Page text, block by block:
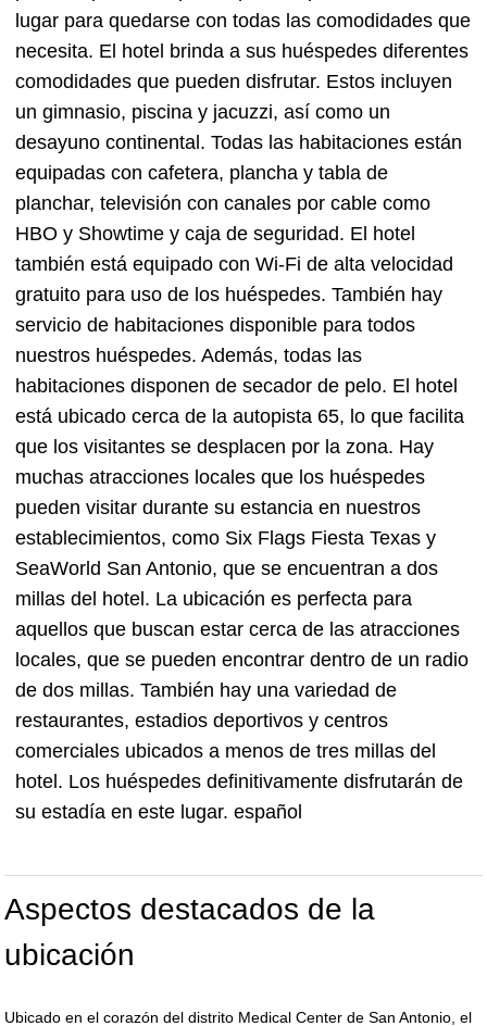
lugar para quedarse con todas las comodidades que
necesita. El hotel brinda a sus huéspedes diferentes
comodidades que pueden disfrutar. Estos incluyen
un gimnasio, piscina y jacuzzi, así como un
desayuno continental. Todas las habitaciones están
equipadas con cafetera, plancha y tabla de
planchar, televisión con canales por cable como
HBO y Showtime y caja de seguridad. El hotel
también está equipado con Wi-Fi de alta velocidad
gratuito para uso de los huéspedes. También hay
servicio de habitaciones disponible para todos
nuestros huéspedes. Además, todas las
habitaciones disponen de secador de pelo. El hotel
está ubicado cerca de la autopista 65, lo que facilita
que los visitantes se desplacen por la zona. Hay
muchas atracciones locales que los huéspedes
pueden visitar durante su estancia en nuestros
establecimientos, como Six Flags Fiesta Texas y
SeaWorld San Antonio, que se encuentran a dos
millas del hotel. La ubicación es perfecta para
aquellos que buscan estar cerca de las atracciones
locales, que se pueden encontrar dentro de un radio
de dos millas. También hay una variedad de
restaurantes, estadios deportivos y centros
comerciales ubicados a menos de tres millas del
hotel. Los huéspedes definitivamente disfrutarán de
su estadía en este lugar. español
Aspectos destacados de la
ubicación
Ubicado en el corazón del distrito Medical Center de San Antonio, el